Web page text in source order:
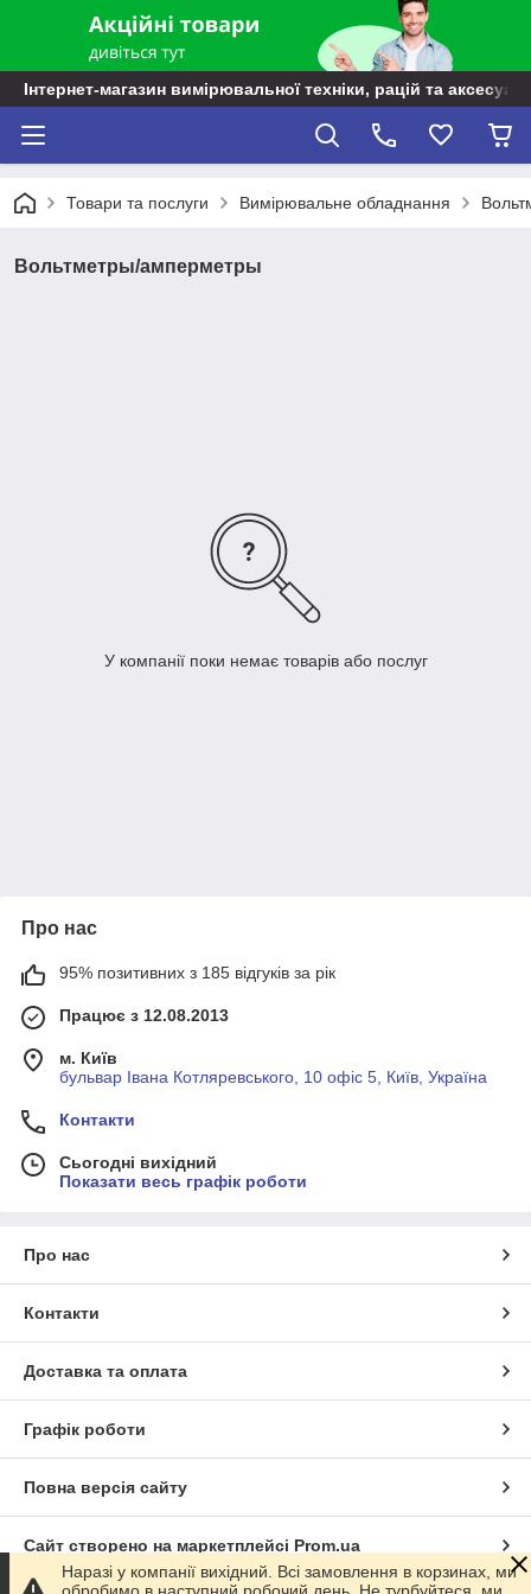
Інтернет-магазин вимірювальної техніки, рацій та
Товари та послуги Вимірювальне обладнання
Вольтметры/амперметры
У компанії поки немає товарів або послуг
Про нас
95% позитивних з 185 відгуків за рік
Працює з 12.08.2013
м. Київ
бульвар Івана Котляревського, 10 офіс 5, Київ, Україна
Контакти
Сьогодні вихідний
Показати весь графік роботи
Про нас
Контакти
Доставка та оплата
Графік роботи
Повна версія сайту
Сайт створено на маркетплейсі Prom.ua
Наразі у компанії вихідний. Всі замовлення в корзинах, ми